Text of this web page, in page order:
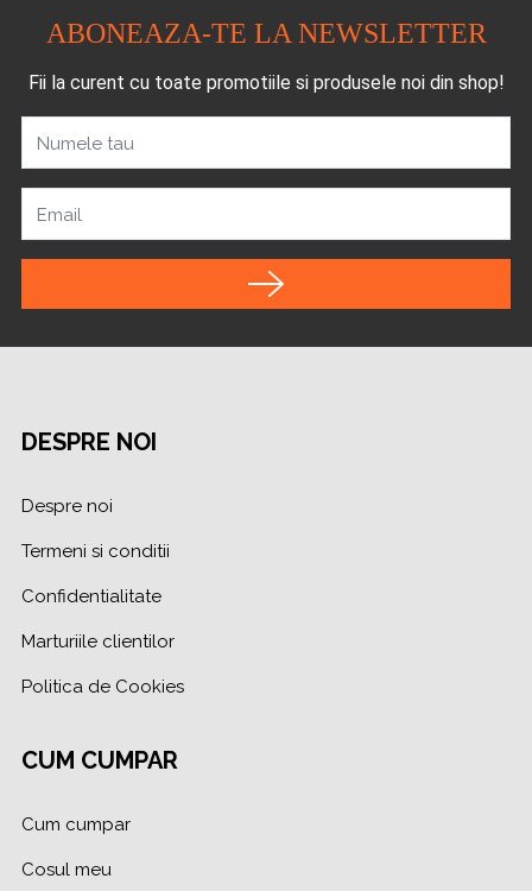
ABONEAZA-TE LA NEWSLETTER
Fii la curent cu toate promotiile si produsele noi din shop!
Numele tau
Email
DESPRE NOI
Despre noi
Termeni si conditii
Confidentialitate
Marturiile clientilor
Politica de Cookies
CUM CUMPAR
Cum cumpar
Cosul meu